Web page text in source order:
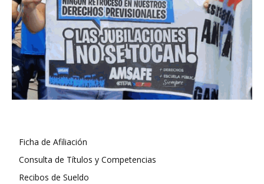
Ficha de Afiliación
Consulta de Títulos y Competencias
Recibos de Sueldo